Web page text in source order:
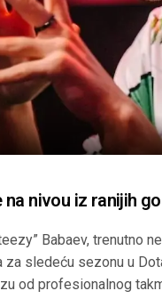
na nivou iz ranijih
Babaev, trenutno
za sledeću sezonu u
od profesionalnog